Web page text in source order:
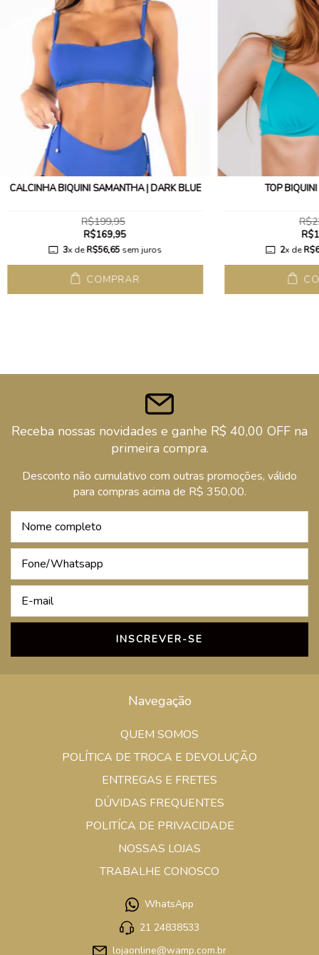
CALCINHA BIQUÍNI SAMANTHA | DARK BLUE
R$199,95
R$169,95
3x deR$56,65sem juros
COMPRAR
TOP
2x de
Receba nossas novidades e ganhe R$ 40,00 OFF na
primeira compra.
Desconto não cumulativo com outras promoções, válido
para compras acima de R$ 350,00.
Navegação
QUEM SOMOS
POLÍTICA DE TROCA E DEVOLUÇÃO
ENTREGAS E FRETES
DÚVIDAS FREQUENTES
POLITÍCA DE PRIVACIDADE
NOSSAS LOJAS
TRABALHE CONOSCO
WhatsApp
21 24838533
lojaonline@wamp.com.br